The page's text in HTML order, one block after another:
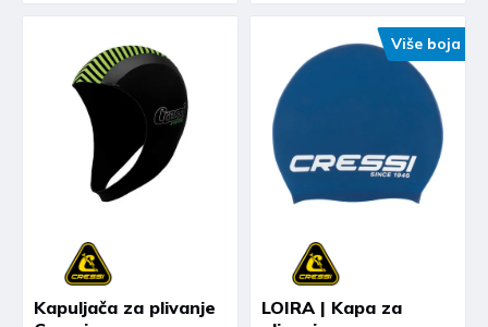
Kapuljača za plivanje
Više boja
LOIRA | Kapa za